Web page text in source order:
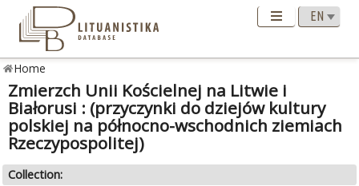
Home
Zmierzch Unii Kościelnej na Litwie i
Białorusi : (przyczynki do dziejów kultury
polskiej na północno-wschodnich ziemiach
Rzeczypospolitej)
Collection: